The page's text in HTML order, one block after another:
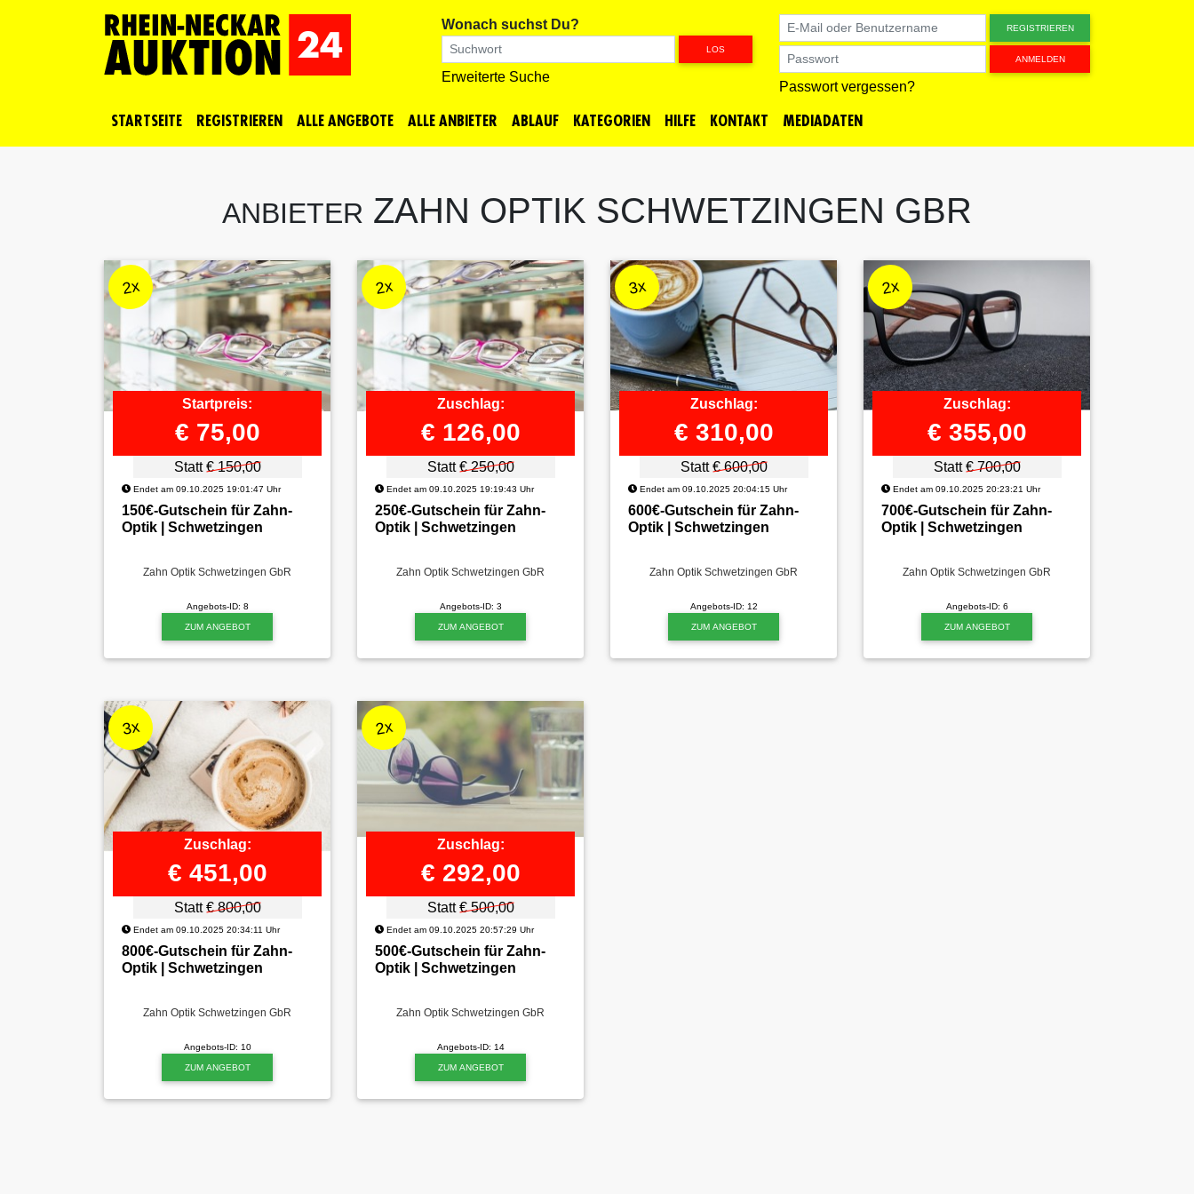
Wonach suchst Du?
LOS
Erweiterte Suche
REGISTRIEREN
ANMELDEN
Passwort vergessen?
STARTSEITE REGISTRIEREN ALLEANGEBOTE ALLEANBIETER ABLAUF KATEGORIEN HILFE KONTAKT MEDIADATEN
ANBIETER ZAHN OPTIK SCHWETZINGEN GBR
2x
Startpreis:
€ 75,00
Statt€ 150,00
Endet am 09.10.2025 19:01:47 Uhr
150€-Gutschein für Zahn-
Optik | Schwetzingen
Zahn Optik Schwetzingen GbR
Angebots-ID: 8
ZUM ANGEBOT
2x
Zuschlag:
€ 126,00
Statt€ 250,00
Endet am 09.10.2025 19:19:43 Uhr
250€-Gutschein für Zahn-
Optik | Schwetzingen
Zahn Optik Schwetzingen GbR
Angebots-ID: 3
ZUM ANGEBOT
3x
Zuschlag:
€ 310,00
Statt€ 600,00
Endet am 09.10.2025 20:04:15 Uhr
600€-Gutschein für Zahn-
Optik | Schwetzingen
Zahn Optik Schwetzingen GbR
Angebots-ID: 12
ZUM ANGEBOT
2x
Zuschlag:
€ 355,00
Statt€ 700,00
Endet am 09.10.2025 20:23:21 Uhr
700€-Gutschein für Zahn-
Optik | Schwetzingen
Zahn Optik Schwetzingen GbR
Angebots-ID: 6
ZUM ANGEBOT
3x
Zuschlag:
€ 451,00
Statt€ 800,00
Endet am 09.10.2025 20:34:11 Uhr
800€-Gutschein für Zahn-
Optik | Schwetzingen
Zahn Optik Schwetzingen GbR
Angebots-ID: 10
ZUM ANGEBOT
2x
Zuschlag:
€ 292,00
Statt€ 500,00
Endet am 09.10.2025 20:57:29 Uhr
500€-Gutschein für Zahn-
Optik | Schwetzingen
Zahn Optik Schwetzingen GbR
Angebots-ID: 14
ZUM ANGEBOT